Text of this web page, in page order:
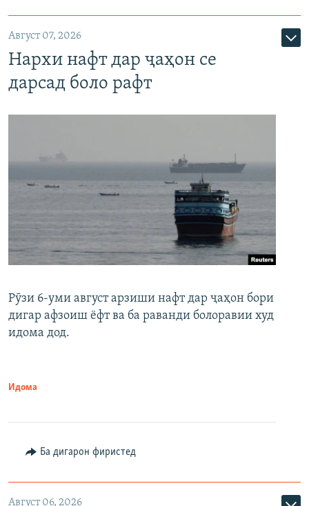
Август 07, 2026
Нархи нафт дар ҷаҳон се
дарсад боло рафт
Рӯзи 6-уми август арзиши нафт дар ҷаҳон бори
дигар афзоиш ёфт ва ба раванди болоравии худ
идома дод.
Идома
Ба дигарон фиристед
Август 06, 2026